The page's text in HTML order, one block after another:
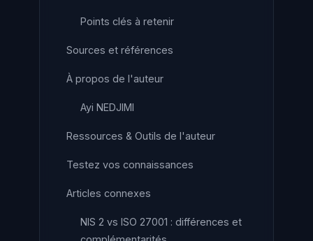
Points clés à retenir
Sources et références
À propos de l'auteur
Ayi NEDJIMI
Ressources & Outils de l'auteur
Testez vos connaissances
Articles connexes
NIS 2 vs ISO 27001 : différences et